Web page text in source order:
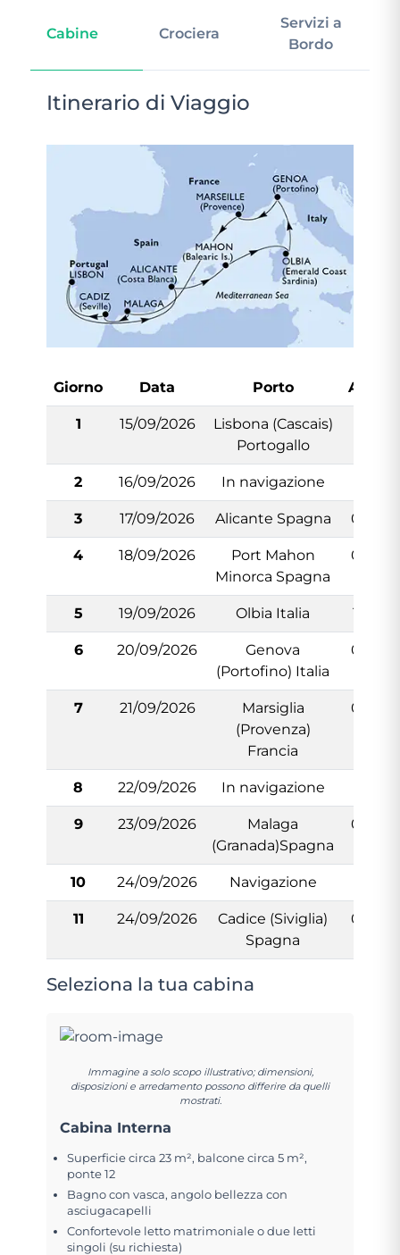
Cabine Crociera
Servizi a
Bordo
Itinerario di Viaggio
Giorno Data Porto Arrivo
1 15/09/2026
Lisbona (Cascais)
Portogallo
2 16/09/2026 In navigazione
3 17/09/2026 Alicante Spagna 09:00
4 18/09/2026
Port Mahon
Minorca Spagna
09:00
5 19/09/2026 Olbia Italia 10:00
6 20/09/2026
Genova
(Portofino) Italia
09:00
7 21/09/2026
Marsiglia
(Provenza)
Francia
09:00
8 22/09/2026 In navigazione
9 23/09/2026
Malaga
(Granada)Spagna
08:00
10 24/09/2026 Navigazione
11 24/09/2026
Cadice (Siviglia)
Spagna
07:00
Seleziona la tua cabina
Immagine a solo scopo illustrativo; dimensioni,
disposizioni e arredamento possono differire da quelli
mostrati.
Cabina Interna
Superficie circa 23 m², balcone circa 5 m²,
ponte 12
Bagno con vasca, angolo bellezza con
asciugacapelli
Confortevole letto matrimoniale o due letti
singoli (su richiesta)